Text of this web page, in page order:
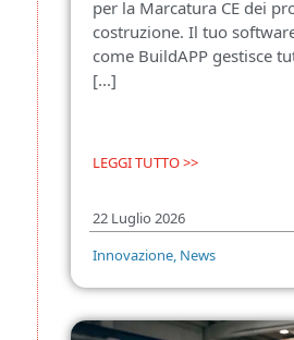
per la Marcatura CE dei
costruzione. Il tuo
come BuildAPP gestisce
[...]
LEGGI TUTTO >>
22 Luglio 2026
Innovazione, News